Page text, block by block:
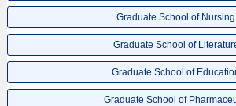
Graduate School of Nursing
Graduate School of
Graduate School of
Graduate School of